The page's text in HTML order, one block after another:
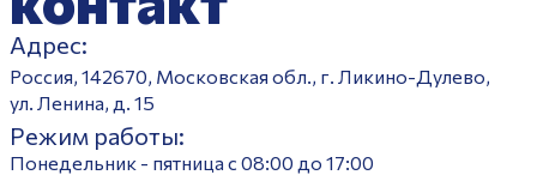
Адрес:
Россия, 142670, Московская обл., г. Ликино-Дулево,
ул. Ленина, д. 15
Режим работы:
Понедельник - пятница с 08:00 до 17:00